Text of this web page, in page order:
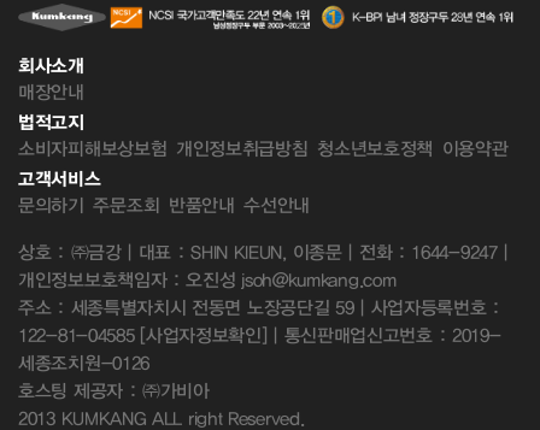
회사소개
매장안내
법적고지
소비자피해보상보험 개인정보취급방침 청소년보호정책 이용약관
고객서비스
문의하기 주문조회 반품안내 수선안내
상호 : ㈜금강 | 대표 : SHIN KIEUN, 이종문 | 전화 : 1644-9247 |
개인정보보호책임자 : 오진성 jsoh@kumkang.com
주소 : 세종특별자치시 전동면 노장공단길 59 | 사업자등록번호 :
122-81-04585 [사업자정보확인] | 통신판매업신고번호 : 2019-
세종조치원-0126
호스팅 제공자 : ㈜가비아
2013 KUMKANG ALL right Reserved.